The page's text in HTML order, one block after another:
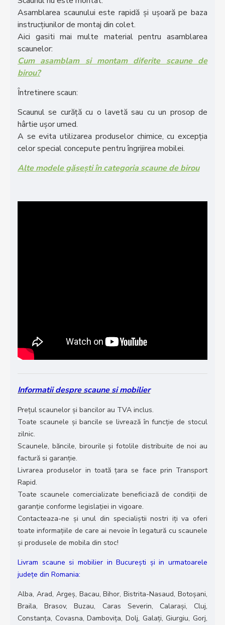
Asamblarea scaunului este rapidă și ușoară pe baza
instrucțiunilor de montaj din colet.
Aici gasiti mai multe material pentru asamblarea
scaunelor:
Cum asamblam si montam diferite scaune de
birou?
Întretinere scaun:
Scaunul se curăță cu o lavetă sau cu un prosop de
hârtie ușor umed.
A se evita utilizarea produselor chimice, cu excepția
celor special concepute pentru îngrijirea mobilei.
Alte modele găsești în categoria scaune de birou
Informatii despre scaune si mobilier
Prețul scaunelor și bancilor au TVA inclus.
Toate scaunele și bancile se livrează în funcție de stocul
zilnic.
Scaunele, băncile, birourile și fotolile distribuite de noi au
factură si garanție.
Livrarea produselor in toată țara se face prin Transport
Rapid.
Toate scaunele comercializate beneficiază de condiții de
garanție conforme legislației in vigoare.
Contacteaza-ne și unul din specialiștii nostri iți va oferi
toate informațiile de care ai nevoie în legatură cu scaunele
și produsele de mobila din stoc!
Livram scaune si mobilier in București și in urmatoarele
județe din Romania:
Alba, Arad, Argeș, Bacau, Bihor, Bistrita-Nasaud, Botoșani,
Braila, Brasov, Buzau, Caras Severin, Calarași, Cluj,
Constanța, Covasna, Dambovița, Dolj, Galați, Giurgiu, Gorj,